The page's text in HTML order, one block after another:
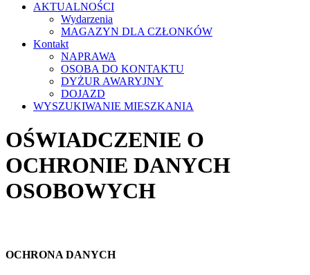
AKTUALNOŚCI
Wydarzenia
MAGAZYN DLA CZŁONKÓW
Kontakt
NAPRAWA
OSOBA DO KONTAKTU
DYŻUR AWARYJNY
DOJAZD
WYSZUKIWANIE MIESZKANIA
OŚWIADCZENIE O
OCHRONIE DANYCH
OSOBOWYCH
OCHRONA DANYCH